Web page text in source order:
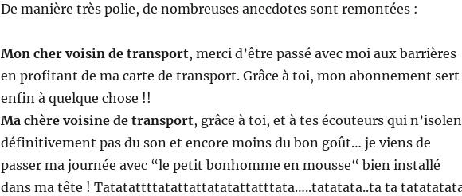
De manière très polie, de nombreuses anecdotes sont remontées :
Mon cher voisin de transport, merci d’être passé avec moi aux barrières
en profitant de ma carte de transport. Grâce à toi, mon abonnement sert
enfin à quelque chose !!
Ma chère voisine de transport, grâce à toi, et à tes écouteurs qui
définitivement pas du son et encore moins du bon goût… je viens de
passer ma journée avec “le petit bonhomme en mousse“ bien installé
dans ma tête ! Tatatattttatattattatatattatttata…..tatatata..ta ta